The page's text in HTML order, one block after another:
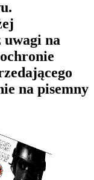
na
na pisemny